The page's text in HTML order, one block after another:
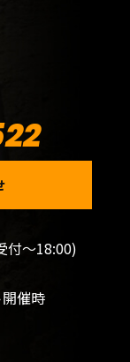
付～18:00)
催時